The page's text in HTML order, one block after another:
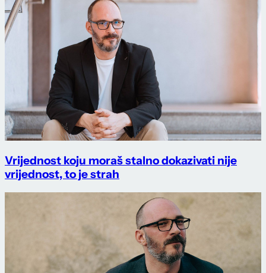
Vrijednost koju moraš stalno dokazivati nije
vrijednost, to je strah